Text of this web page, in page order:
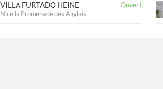
VILLA FURTADO HEINE
Nice la Promenade des Anglais
Ouvert